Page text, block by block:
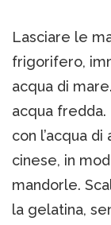
Lasciare le
frigorifero,
acqua di
acqua
con l’acqua
cinese, in
mandorle.
la gelatina,